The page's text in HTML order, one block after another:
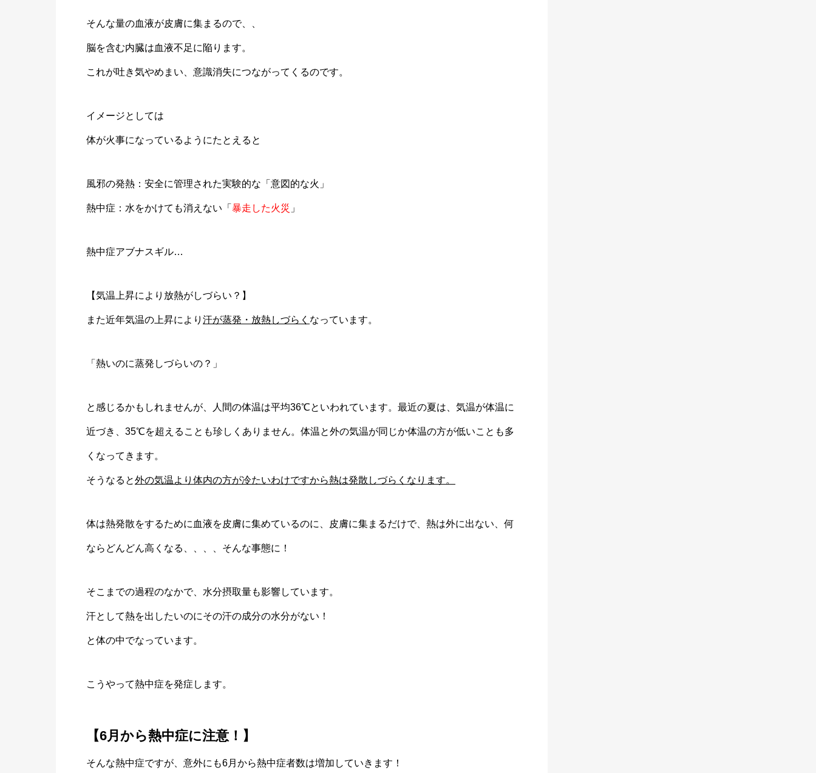
そんな量の血液が皮膚に集まるので、、
脳を含む内臓は血液不足に陥ります。
これが吐き気やめまい、意識消失につながってくるのです。
イメージとしては
体が火事になっているようにたとえると
風邪の発熱：安全に管理された実験的な「意図的な火」
熱中症：水をかけても消えない「 暴走した火災 」
熱中症アブナスギル…
【気温上昇により放熱がしづらい？】
また近年気温の上昇により 汗が蒸発・放熱しづらく なっています。
「熱いのに蒸発しづらいの？」
と感じるかもしれませんが、人間の体温は平均36℃といわれています。最近の夏は、気温が体温に
近づき、35℃を超えることも珍しくありません。体温と外の気温が同じか体温の方が低いことも多
くなってきます。
そうなると外の気温より体内の方が冷たいわけですから熱は発散しづらくなります。
体は熱発散をするために血液を皮膚に集めているのに、皮膚に集まるだけで、熱は外に出ない、何
ならどんどん高くなる、、、、そんな事態に！
そこまでの過程のなかで、水分摂取量も影響しています。
汗として熱を出したいのにその汗の成分の水分がない！
と体の中でなっています。
こうやって熱中症を発症します。
【6月から熱中症に注意！】
そんな熱中症ですが、意外にも6月から熱中症者数は増加していきます！